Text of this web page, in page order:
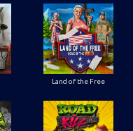
Land of the Free